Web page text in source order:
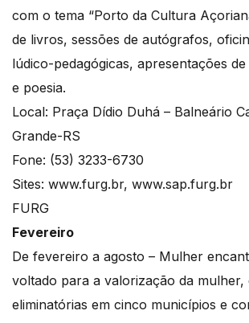
com o tema “Porto da Cultura
de livros, sessões de autógrafos,
lúdico-pedagógicas, apresentações
e poesia.
Local: Praça Dídio Duhá – Balneário
Grande-RS
Fone: (53) 3233-6730
Sites: www.furg.br, www.sap.furg.br
FURG
Fevereiro
De fevereiro a agosto – Mulher
voltado para a valorização da mulher,
eliminatórias em cinco municípios e